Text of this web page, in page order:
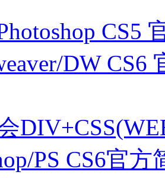
CS5
DW
PS CS6官